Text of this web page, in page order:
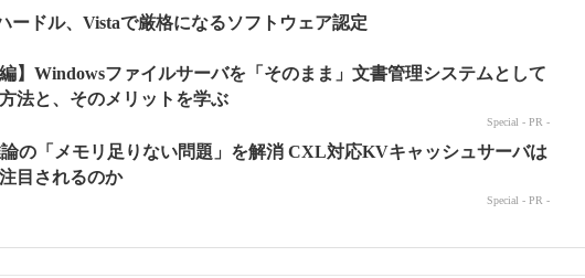
ードル、Vistaで厳格になるソフトウェア認定